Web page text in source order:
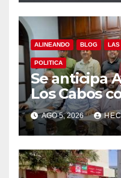
ALINEANDO BLOG LAS
POLITICA
Se anticipa
Los Cabos
preventivas
centro
AGO 5, 2026